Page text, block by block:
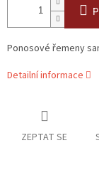
Ponosové řemeny
Detailní informace
ZEPTAT SE